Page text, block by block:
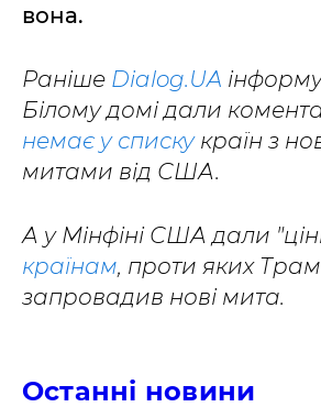
вона.
Раніше Dialog.UA
Білому домі дали
немає у спискукраїн з
митами від США.
А у Мінфіні США дали
країнам, проти яких
запровадив нові мита.
Останні новини